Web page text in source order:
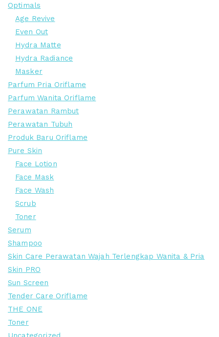
Optimals
Age Revive
Even Out
Hydra Matte
Hydra Radiance
Masker
Parfum Pria Oriflame
Parfum Wanita Oriflame
Perawatan Rambut
Perawatan Tubuh
Produk Baru Oriflame
Pure Skin
Face Lotion
Face Mask
Face Wash
Scrub
Toner
Serum
Shampoo
Skin Care Perawatan Wajah Terlengkap Wanita & Pria
Skin PRO
Sun Screen
Tender Care Oriflame
THE ONE
Toner